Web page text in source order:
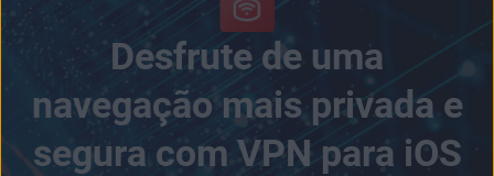
Desfrute de uma
navegação mais privada e
segura com VPN para iOS